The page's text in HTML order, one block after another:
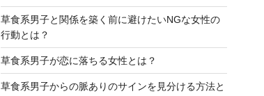
草食系男子と関係を築く前に避けたいNGな女性の
行動とは？
草食系男子が恋に落ちる女性とは？
草食系男子からの脈ありのサインを見分ける方法と